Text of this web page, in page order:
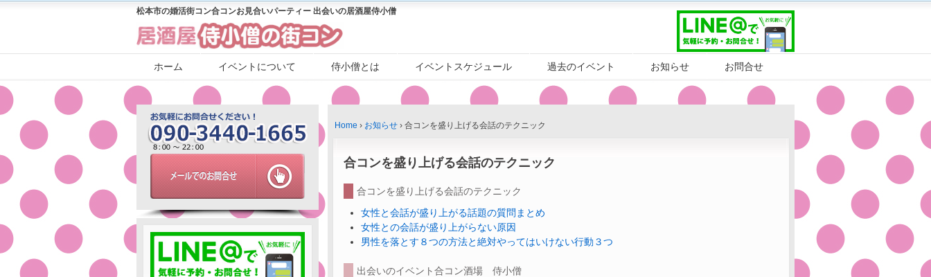
松本市の婚活街コン合コンお見合いパーティー 出会いの居酒屋侍小僧
ホーム イベントについて 侍小僧とは イベントスケジュール 過去のイベント お知らせ お問合せ
Home › お知らせ › 合コンを盛り上げる会話のテクニック
合コンを盛り上げる会話のテクニック
合コンを盛り上げる会話のテクニック
女性と会話が盛り上がる話題の質問まとめ
女性との会話が盛り上がらない原因
男性を落とす８つの方法と絶対やってはいけない行動３つ
出会いのイベント合コン酒場 侍小僧